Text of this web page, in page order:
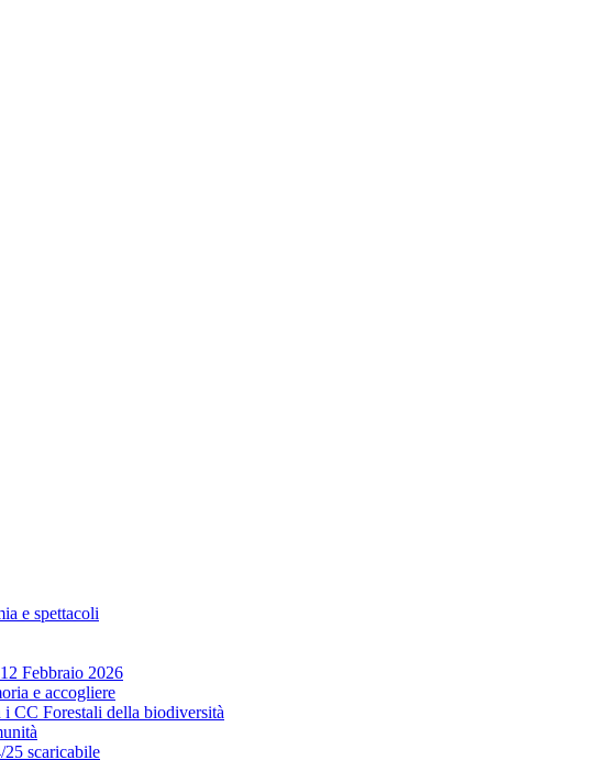
e spettacoli
Febbraio 2026
e accogliere
i CC Forestali della biodiversità
scaricabile